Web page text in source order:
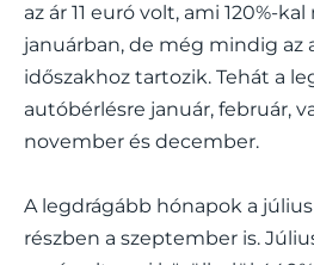
az ár 11 euró volt, ami 120%-
januárban, de még mindig az
időszakhoz tartozik. Tehát a
autóbérlésre január, február,
november és december.
A legdrágább hónapok a
részben a szeptember is.